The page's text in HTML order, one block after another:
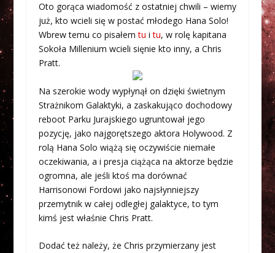
Oto gorąca wiadomość z ostatniej chwili – wiemy
już, kto wcieli się w postać młodego Hana Solo!
Wbrew temu co pisałemtu itu, w rolę kapitana
Sokoła Millenium wcieli sięnie kto inny, a Chris
Pratt.
Na szerokie wody wypłynął on dzięki świetnym
Strażnikom Galaktyki, a zaskakująco dochodowy
reboot Parku Jurajskiego ugruntował jego
pozycję, jako najgorętszego aktora Holywood. Z
rolą Hana Solo wiążą się oczywiście niemałe
oczekiwania, a i presja ciążąca na aktorze będzie
ogromna, ale jeśli ktoś ma dorównać
Harrisonowi Fordowi jako najsłynniejszy
przemytnik w całej odległej galaktyce, to tym
kimś jest właśnie Chris Pratt.
Dodać też należy, że Chris przymierzany jest